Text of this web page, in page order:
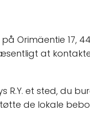
Orimäentie 17,
at
R.Y. et sted, du
de lokale